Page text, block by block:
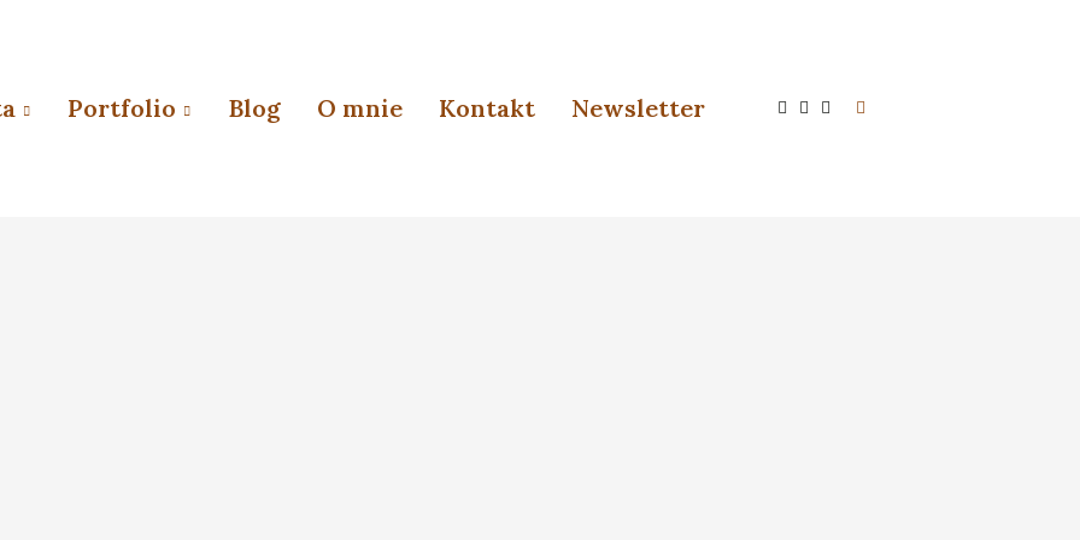
Portfolio Blog O mnie Kontakt Newsletter